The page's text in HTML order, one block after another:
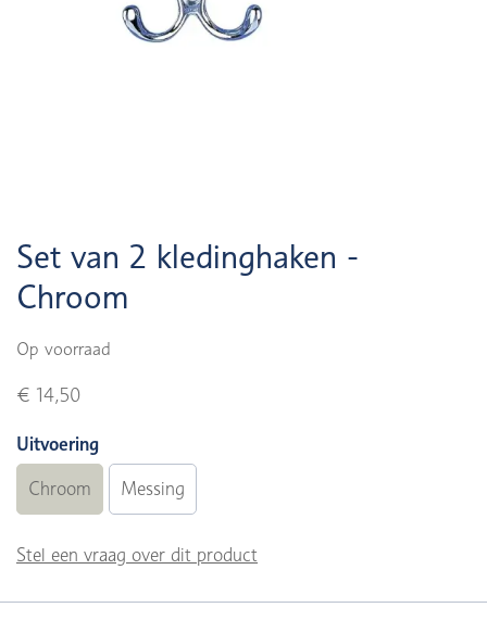
Set van 2 kledinghaken -
Chroom
Op voorraad
€ 14,50
Uitvoering
Chroom Messing
Stel een vraag over dit product